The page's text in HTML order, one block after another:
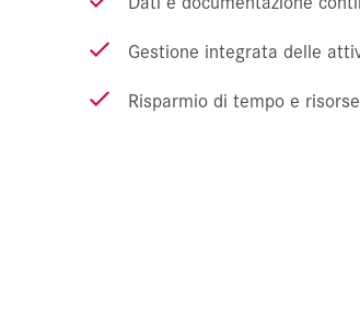
Gestione integrata delle
Risparmio di tempo e